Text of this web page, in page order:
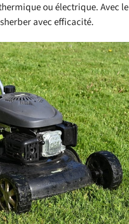
ou électrique. Avec le
avec efficacité.